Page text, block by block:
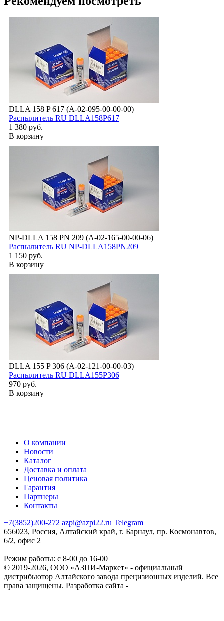
DLLA 158 P 617 (А-02-095-00-00-00)
Распылитель RU DLLA158P617
1 380 руб.
В корзину
NP-DLLA 158 PN 209 (А-02-165-00-00-06)
Распылитель RU NP-DLLA158PN209
1 150 руб.
В корзину
DLLA 155 P 306 (А-02-121-00-00-03)
Распылитель RU DLLA155P306
970 руб.
В корзину
О компании
Новости
Каталог
Доставка и оплата
Ценовая политика
Гарантия
Партнеры
Контакты
+7(3852)200-272 azpi@azpi22.ru Telegram
656023, Россия, Алтайский край, г. Барнаул, пр. Космонавтов,
6/2, офис 2
Режим работы: с 8-00 до 16-00
© 2019-2026, ООО «АЗПИ-Маркет» - официальный
дистрибьютор Алтайского завода прецизионных изделий. Все
права защищены. Разработка сайта -